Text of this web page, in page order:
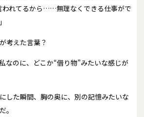
われてるから……無理なくできる仕事がで
考えた言葉？
なのに、どこか“借り物”みたいな感じが
した瞬間、胸の奥に、別の記憶みたいな
。